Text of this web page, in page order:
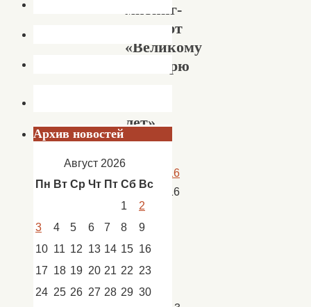
митинг-
концерт
«Великому
Октябрю
лет»
07.11.2016
07.11.2016
Новости
новости
Кап.
Яр
Архив новостей
Август 2026
Пн Вт Ср Чт Пт Сб Вс
1
2
3
4 5 6 7 8
9
10 11 12 13 14 15 16
17 18 19 20 21 22 23
24 25 26 27 28 29 30